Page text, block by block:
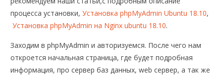
процесса установки,Установка phpMyAdmin Ubuntu 18.10,
Установка phpMyAdmin на Nginx ubuntu 18.10.
Заходим в phpMyAdmin и авторизуемся. После чего нам
откроется начальная страница, где будет подробная
информация, про сервер баз данных, web сервер, а так же